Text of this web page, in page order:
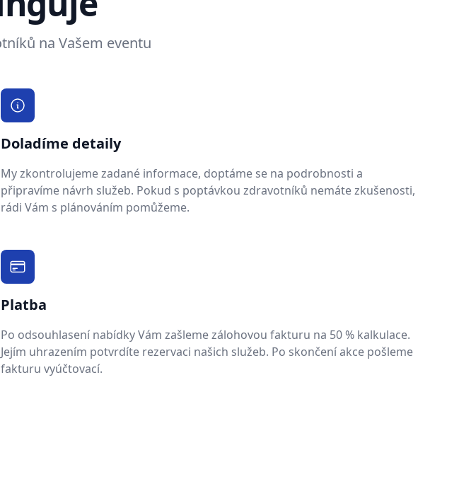
na Vašem eventu
Doladíme detaily
My zkontrolujeme zadané informace, doptáme se na podrobnosti a
připravíme návrh služeb. Pokud s poptávkou zdravotníků nemáte zkušenosti,
rádi Vám s plánováním pomůžeme.
Platba
Po odsouhlasení nabídky Vám zašleme zálohovou fakturu na 50 % kalkulace.
Jejím uhrazením potvrdíte rezervaci našich služeb. Po skončení akce pošleme
fakturu vyúčtovací.